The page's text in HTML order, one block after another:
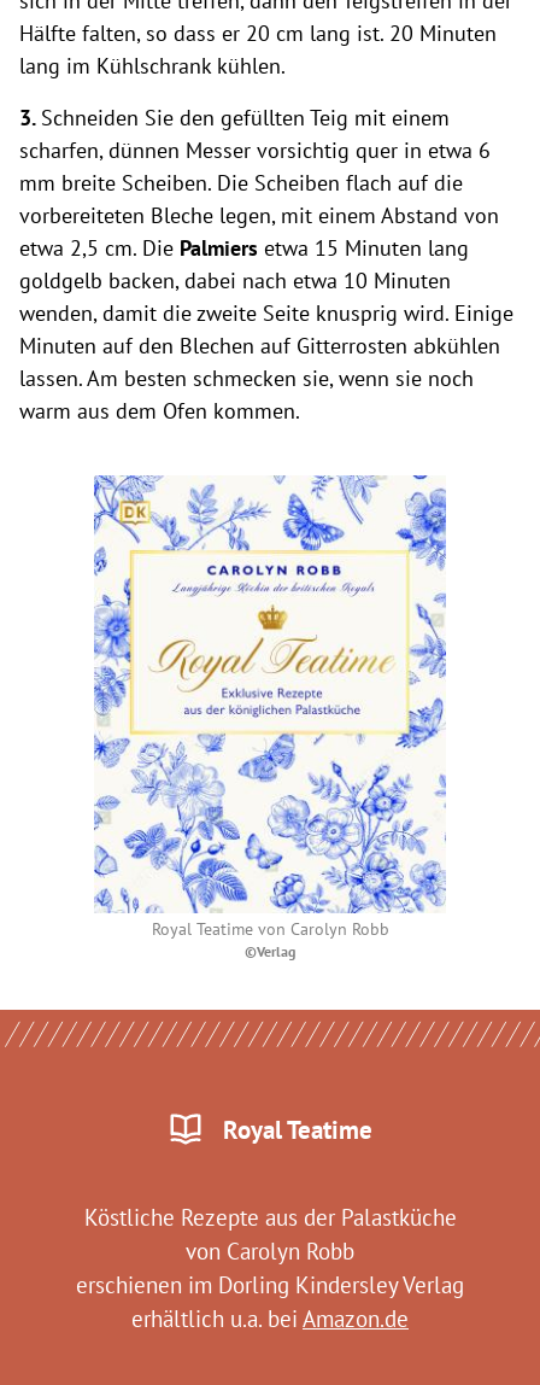
Hälfte falten, so dass er 20 cm lang ist. 20 Minuten
lang im Kühlschrank kühlen.
3. Schneiden Sie den gefüllten Teig mit einem
scharfen, dünnen Messer vorsichtig quer in etwa 6
mm breite Scheiben. Die Scheiben flach auf die
vorbereiteten Bleche legen, mit einem Abstand von
etwa 2,5 cm. Die Palmiers etwa 15 Minuten lang
goldgelb backen, dabei nach etwa 10 Minuten
wenden, damit die zweite Seite knusprig wird. Einige
Minuten auf den Blechen auf Gitterrosten abkühlen
lassen. Am besten schmecken sie, wenn sie noch
warm aus dem Ofen kommen.
Royal Teatime von Carolyn Robb
©Verlag
Royal Teatime
Köstliche Rezepte aus der Palastküche
von Carolyn Robb
erschienen im Dorling Kindersley Verlag
erhältlich u.a. bei Amazon.de